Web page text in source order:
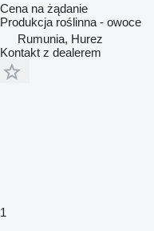
Cena na żądanie
Produkcja roślinna - owoce
Rumunia, Hurez
Kontakt z dealerem
1